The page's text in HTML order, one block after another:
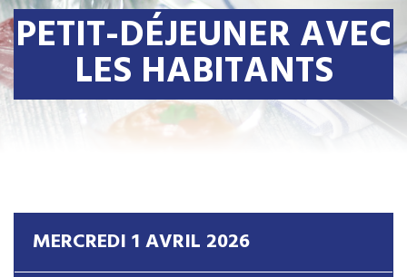
PETIT-DÉJEUNER AVEC
LES HABITANTS
MERCREDI 1 AVRIL 2026